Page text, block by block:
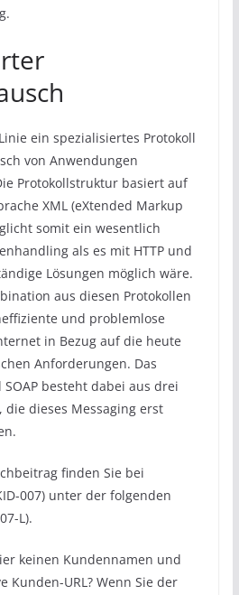
ein spezialisiertes Protokoll
von Anwendungen
Protokollstruktur basiert auf
XML (eXtended Markup
somit ein wesentlich
als es mit HTTP und
Lösungen möglich wäre.
aus diesen Protokollen
und problemlose
in Bezug auf die heute
Anforderungen. Das
besteht dabei aus drei
die dieses Messaging erst
finden Sie bei
007) unter der folgenden
L).
keinen Kundennamen und
Kunden-URL? Wenn Sie der